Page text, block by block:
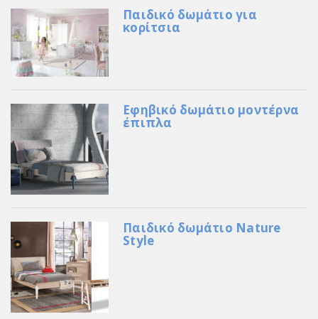
Παιδικό δωμάτιο για
κορίτσια
Εφηβικό δωμάτιο μοντέρνα
έπιπλα
Παιδικό δωμάτιο Nature
Style